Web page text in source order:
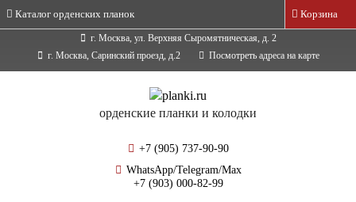
Каталог орденских планок Корзина
г. Москва, ул. Верхняя Сыромятническая, д. 2
г. Москва, Саринский проезд, д.2
Посмотреть адреса на карте
орденские планки и колодки
+7 (905) 737-90-90
WhatsApp/Telegram/Max
+7 (903) 000-82-99